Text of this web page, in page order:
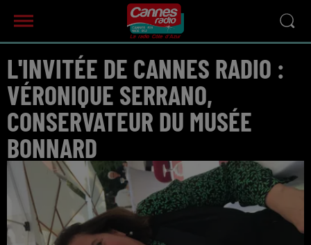
L'INVITÉE DE CANNES RADIO :
VÉRONIQUE SERRANO,
CONSERVATEUR DU MUSÉE
BONNARD